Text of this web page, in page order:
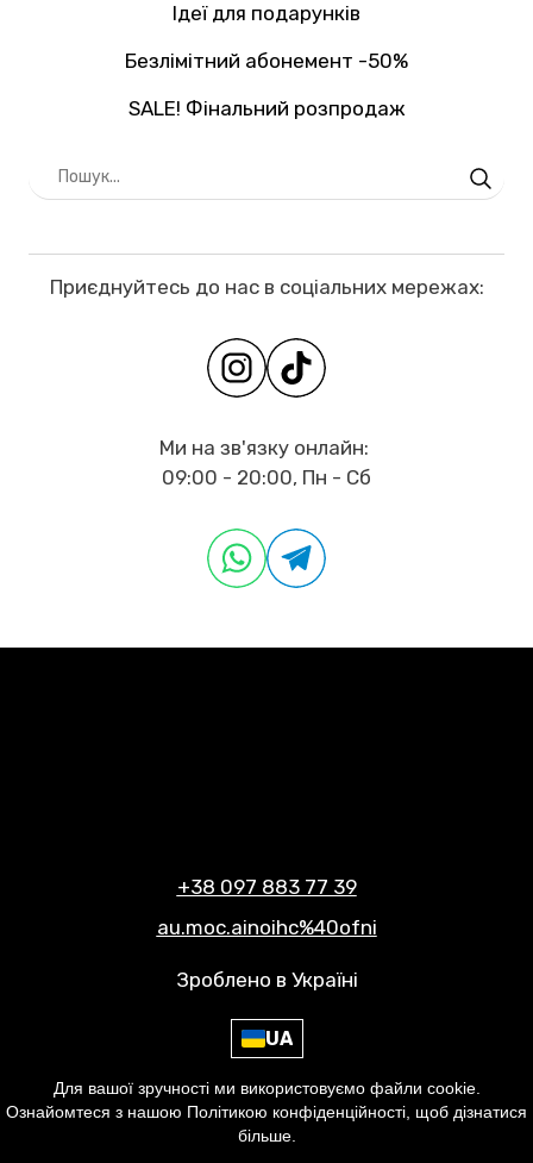
Ідеї для подарунків
Безлімітний абонемент -50%
SALE! Фінальний розпродаж
Приєднуйтесь до нас в соціальних мережах:
Ми на зв'язку онлайн:
09:00 - 20:00, Пн - Сб
+38 097 883 77 39
au.moc.ainoihc%40ofni
Зроблено в Україні
UA
Умови використання сайту
Політика конфіденційності
Для вашої зручності ми використовуємо файли cookie.
Ознайомтеся з нашою Політикою конфіденційності, щоб дізнатися
більше.